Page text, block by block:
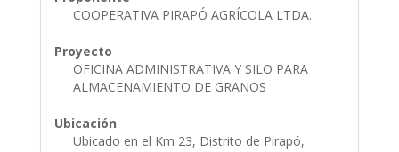
COOPERATIVA PIRAPÓ AGRÍCOLA LTDA.
Proyecto
OFICINA ADMINISTRATIVA Y SILO PARA
ALMACENAMIENTO DE GRANOS
Ubicación
Ubicado en el Km 23, Distrito de Pirapó,